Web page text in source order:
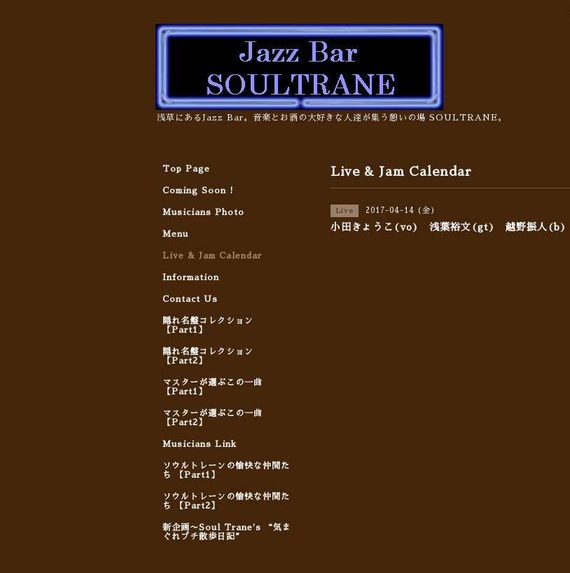
浅草にあるJazz Bar。音楽とお酒の大好きな人達が集う憩いの場 SOULTRANE。
Live & Jam Calendar
Live 2017-04-14 (金)
小田きょうこ(vo) 浅葉裕文(gt) 越野振人(b)
Top Page
Coming Soon !
Musicians Photo
Menu
Live & Jam Calendar
Information
Contact Us
隠れ名盤コレクション
【Part1】
隠れ名盤コレクション
【Part2】
マスターが選ぶこの一曲
【Part1】
マスターが選ぶこの一曲
【Part2】
Musicians Link
ソウルトレーンの愉快な仲間た
ち 【Part1】
ソウルトレーンの愉快な仲間た
ち 【Part2】
新企画〜Soul Trane's “気ま
ぐれプチ散歩日記”